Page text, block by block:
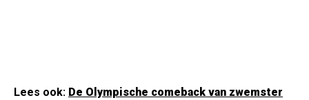
Lees ook: De Olympische comeback van zwemster